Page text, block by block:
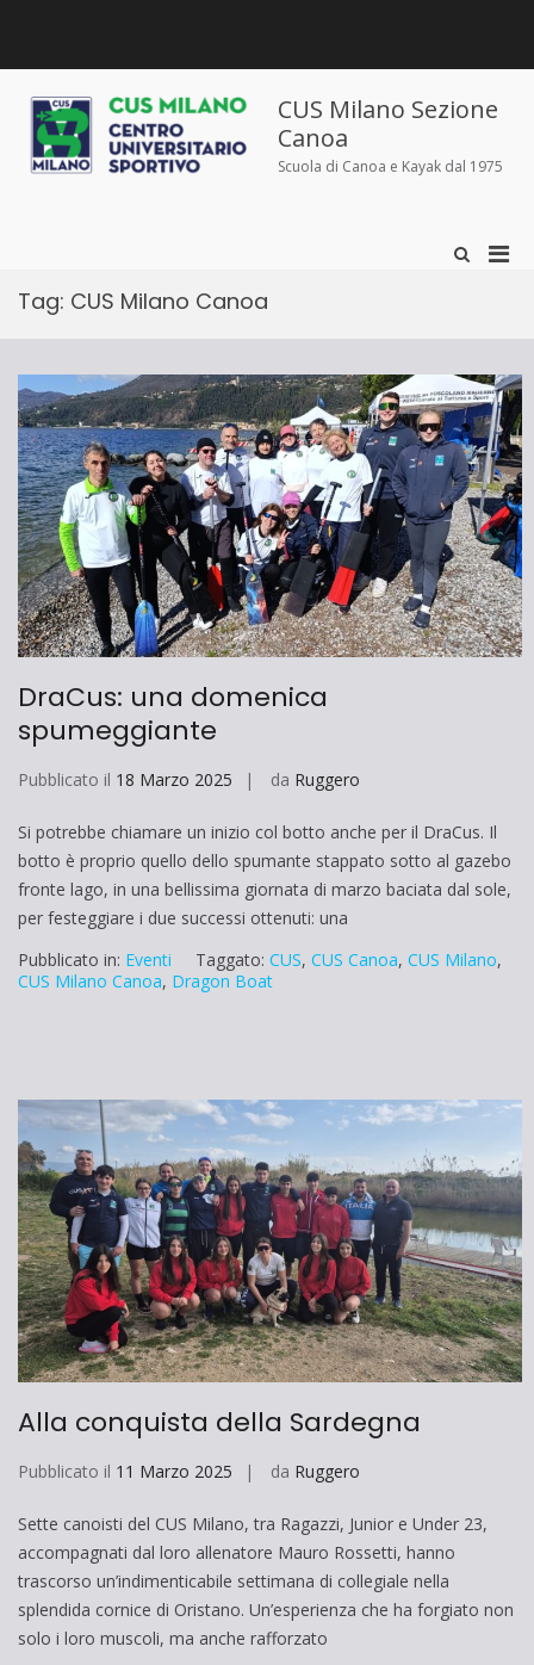
siamo
siamo
e
iscrizioni
sportivo
CUS Milano Sezione
Canoa
Scuola di Canoa e Kayak dal 1975
Mostra
Tag: CUS Milano Canoa
DraCus: una domenica
spumeggiante
Pubblicato il 18 Marzo 2025 da Ruggero
Si potrebbe chiamare un inizio col botto anche per il DraCus. Il
botto è proprio quello dello spumante stappato sotto al gazebo
fronte lago, in una bellissima giornata di marzo baciata dal sole,
per festeggiare i due successi ottenuti: una
Pubblicato in: Eventi Taggato: CUS, CUS Canoa, CUS Milano,
CUS Milano Canoa, Dragon Boat
Alla conquista della Sardegna
Pubblicato il 11 Marzo 2025 da Ruggero
Sette canoisti del CUS Milano, tra Ragazzi, Junior e Under 23,
accompagnati dal loro allenatore Mauro Rossetti, hanno
trascorso un’indimenticabile settimana di collegiale nella
splendida cornice di Oristano. Un’esperienza che ha forgiato non
solo i loro muscoli, ma anche rafforzato